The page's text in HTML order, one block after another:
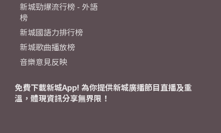
新城勁爆流行榜 - 外語
榜
新城國語力排行榜
新城歌曲播放榜
音樂意見反映
免費下載新城App! 為你提供新城廣播節目直播及重
溫，體現資訊分享無界限！